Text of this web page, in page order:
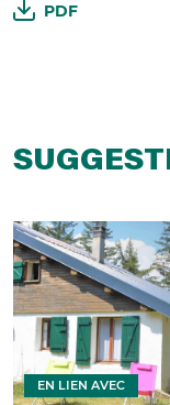
PDF
EN LIEN AVEC